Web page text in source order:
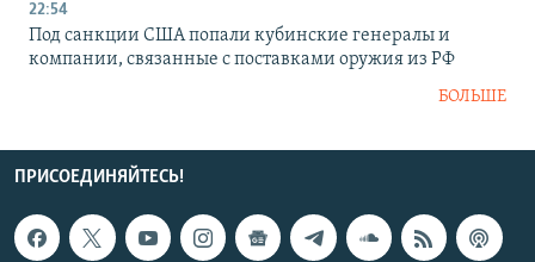
22:54
Под санкции США попали кубинские генералы и
компании, связанные с поставками оружия из РФ
БОЛЬШЕ
ПРИСОЕДИНЯЙТЕСЬ!